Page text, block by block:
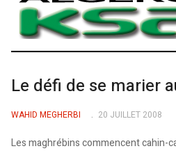
Le défi de se marier
WAHID MEGHERBI 20 JUILLET 2008
Les maghrébins commencent cahin-